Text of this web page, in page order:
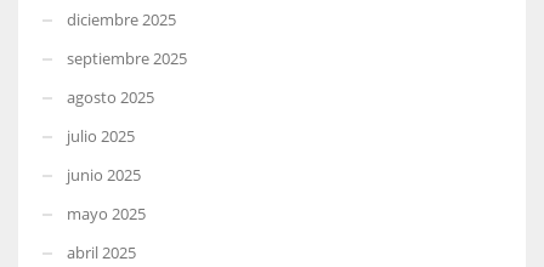
diciembre 2025
septiembre 2025
agosto 2025
julio 2025
junio 2025
mayo 2025
abril 2025